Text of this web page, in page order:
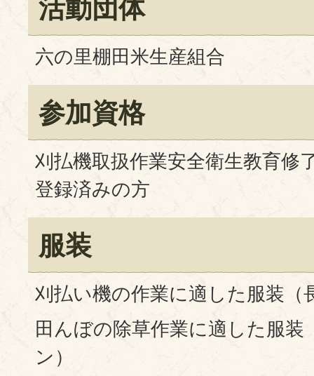
活動団体
六の里棚田米生産組合
参加資格
刈払機取扱作業安全衛生教育修
登録済みの方
服装
刈払い機の作業に適した服装（
田んぼの除草作業に適した服装
ン）